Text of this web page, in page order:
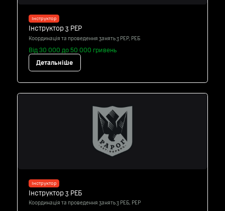
Інструктор
Інструктор з РЕР
Координація та проведення занять з РЕР, РЕБ
Від 30 000 до 50 000 гривень
Детальніше
Інструктор
Інструктор з РЕБ
Координація та проведення занять з РЕБ, РЕР